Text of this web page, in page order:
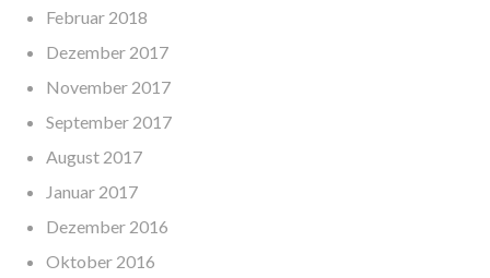
Februar 2018
Dezember 2017
November 2017
September 2017
August 2017
Januar 2017
Dezember 2016
Oktober 2016